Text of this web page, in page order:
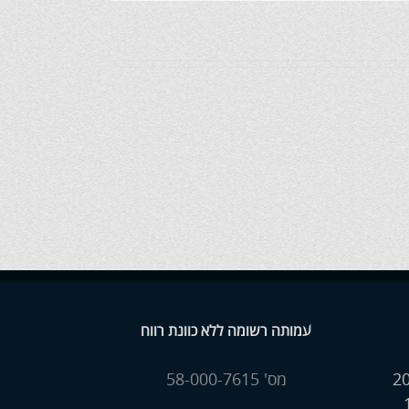
עמותה רשומה ללא כוונת רווח
מס' 58-000-7615